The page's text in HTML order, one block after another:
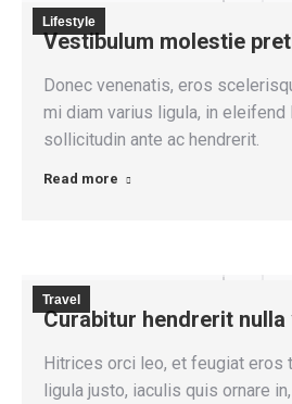
Lifestyle
Vestibulum molestie
Donec venenatis, eros
mi diam varius ligula, in
sollicitudin ante ac hendrerit.
Read more
Travel
Curabitur hendrerit nulla
Hitrices orci leo, et feugiat eros
ligula justo, iaculis quis ornare